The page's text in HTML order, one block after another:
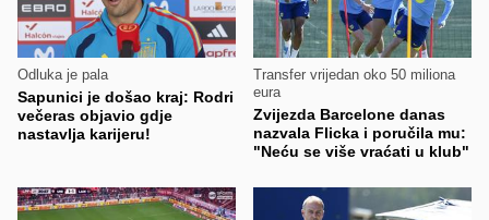
Odluka je pala
Sapunici je došao kraj: Rodri
večeras objavio gdje
nastavlja karijeru!
Transfer vrijedan oko 50 miliona
eura
Zvijezda Barcelone danas
nazvala Flicka i poručila mu:
"Neću se više vraćati u klub"